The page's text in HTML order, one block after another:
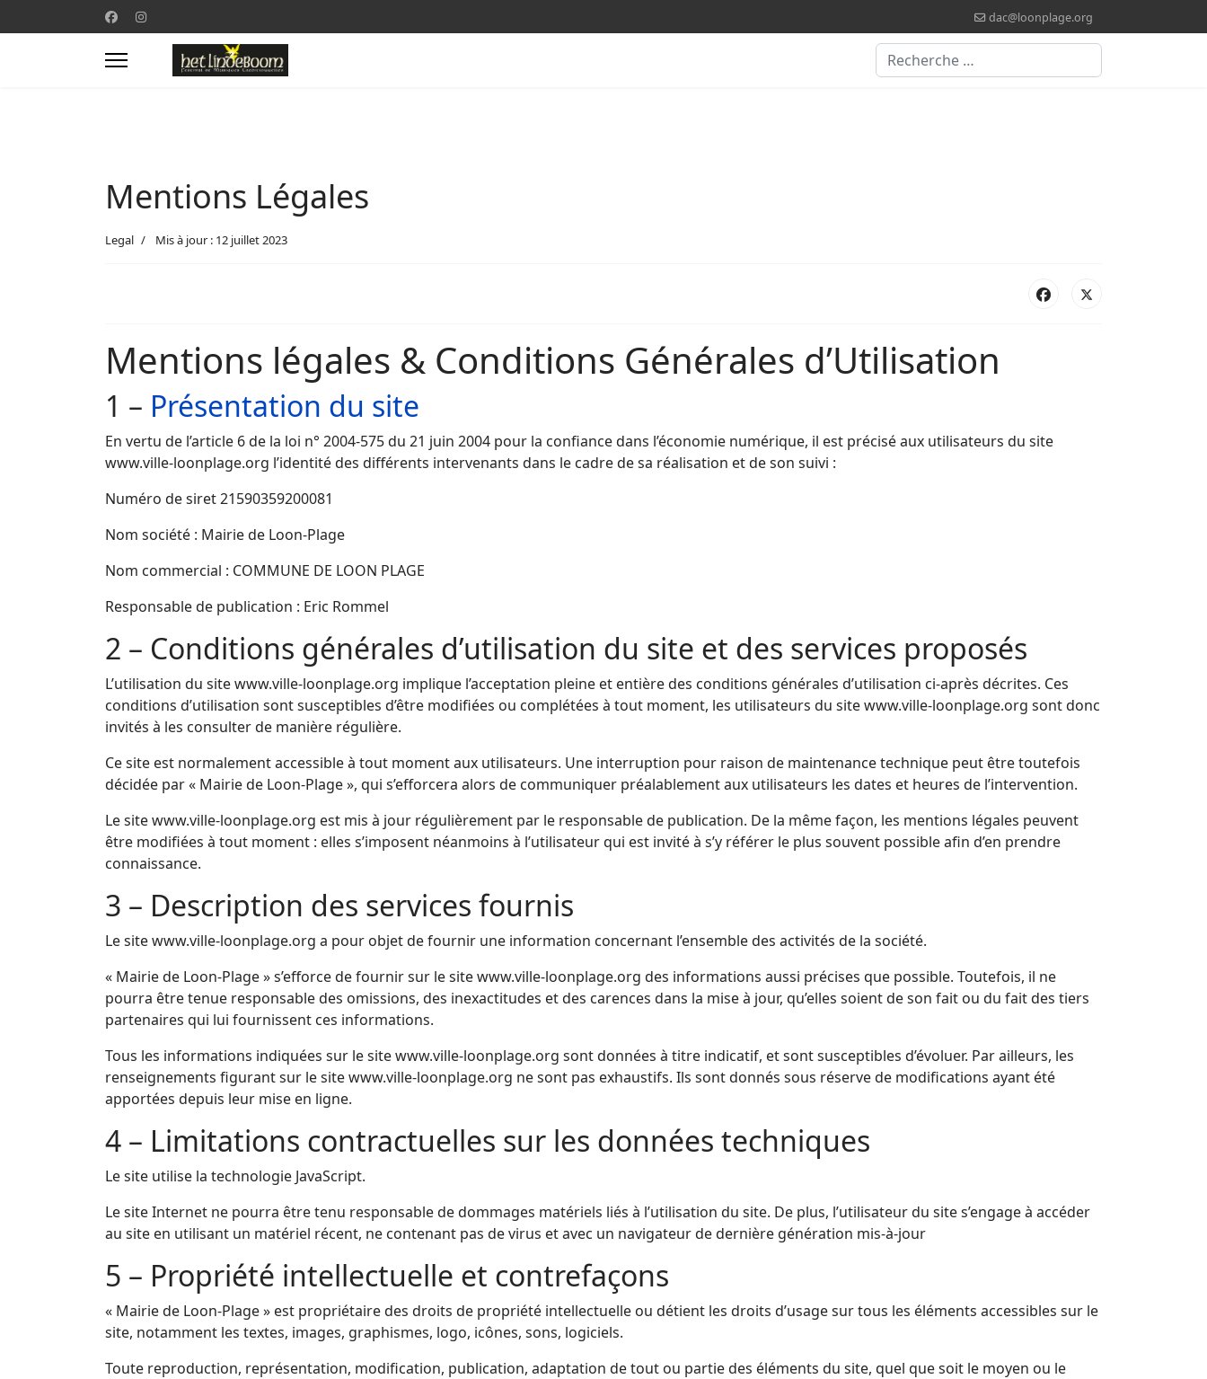
dac@loonplage.org
Valider
Mentions Légales
Legal Mis à jour : 12 juillet 2023
Mentions légales & Conditions Générales d’Utilisation
1 – Présentation du site
En vertu de l’article 6 de la loi n° 2004-575 du 21 juin 2004 pour la confiance dans l’économie numérique, il est précisé aux utilisateurs du site
www.ville-loonplage.org l’identité des différents intervenants dans le cadre de sa réalisation et de son suivi :
Numéro de siret 21590359200081
Nom société : Mairie de Loon-Plage
Nom commercial : COMMUNE DE LOON PLAGE
Responsable de publication : Eric Rommel
2 – Conditions générales d’utilisation du site et des services proposés
L’utilisation du site www.ville-loonplage.org implique l’acceptation pleine et entière des conditions générales d’utilisation ci-après décrites. Ces
conditions d’utilisation sont susceptibles d’être modifiées ou complétées à tout moment, les utilisateurs du site www.ville-loonplage.org sont donc
invités à les consulter de manière régulière.
Ce site est normalement accessible à tout moment aux utilisateurs. Une interruption pour raison de maintenance technique peut être toutefois
décidée par « Mairie de Loon-Plage », qui s’efforcera alors de communiquer préalablement aux utilisateurs les dates et heures de l’intervention.
Le site www.ville-loonplage.org est mis à jour régulièrement par le responsable de publication. De la même façon, les mentions légales peuvent
être modifiées à tout moment : elles s’imposent néanmoins à l’utilisateur qui est invité à s’y référer le plus souvent possible afin d’en prendre
connaissance.
3 – Description des services fournis
Le site www.ville-loonplage.org a pour objet de fournir une information concernant l’ensemble des activités de la société.
« Mairie de Loon-Plage » s’efforce de fournir sur le site www.ville-loonplage.org des informations aussi précises que possible. Toutefois, il ne
pourra être tenue responsable des omissions, des inexactitudes et des carences dans la mise à jour, qu’elles soient de son fait ou du fait des tiers
partenaires qui lui fournissent ces informations.
Tous les informations indiquées sur le site www.ville-loonplage.org sont données à titre indicatif, et sont susceptibles d’évoluer. Par ailleurs, les
renseignements figurant sur le site www.ville-loonplage.org ne sont pas exhaustifs. Ils sont donnés sous réserve de modifications ayant été
apportées depuis leur mise en ligne.
4 – Limitations contractuelles sur les données techniques
Le site utilise la technologie JavaScript.
Le site Internet ne pourra être tenu responsable de dommages matériels liés à l’utilisation du site. De plus, l’utilisateur du site s’engage à accéder
au site en utilisant un matériel récent, ne contenant pas de virus et avec un navigateur de dernière génération mis-à-jour
5 – Propriété intellectuelle et contrefaçons
« Mairie de Loon-Plage » est propriétaire des droits de propriété intellectuelle ou détient les droits d’usage sur tous les éléments accessibles sur le
site, notamment les textes, images, graphismes, logo, icônes, sons, logiciels.
Toute reproduction, représentation, modification, publication, adaptation de tout ou partie des éléments du site, quel que soit le moyen ou le